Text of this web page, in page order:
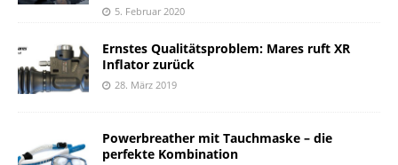
5. Februar 2020
Ernstes Qualitätsproblem: Mares ruft XR
Inflator zurück
28. März 2019
Powerbreather mit Tauchmaske – die
perfekte Kombination